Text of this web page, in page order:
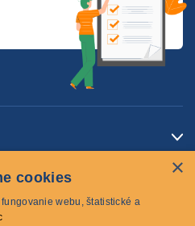
×
cookies
webu, štatistické a